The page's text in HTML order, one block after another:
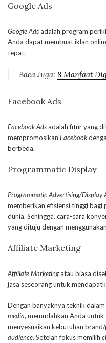
Google Ads
Google Adsadalah program
Anda dapat membuat iklan
tepat.
Baca Juga: 8 Manfaat
Facebook Ads
Facebook Adsadalah fitur yang
mempromosikan Facebook
berbeda.
Programmatic Display
Programmatic Advertising/Display
memberikan efisiensi tinggi bagi
dunia. Sehingga, cara-cara
yang dituju dengan
Affiliate Marketing
Affiliate Marketingatau biasa
jasa seseorang untuk
Dengan banyaknya teknik
media, memudahkan Anda
menyesuaikan kebutuhan
audience. Setelah fokus memilih